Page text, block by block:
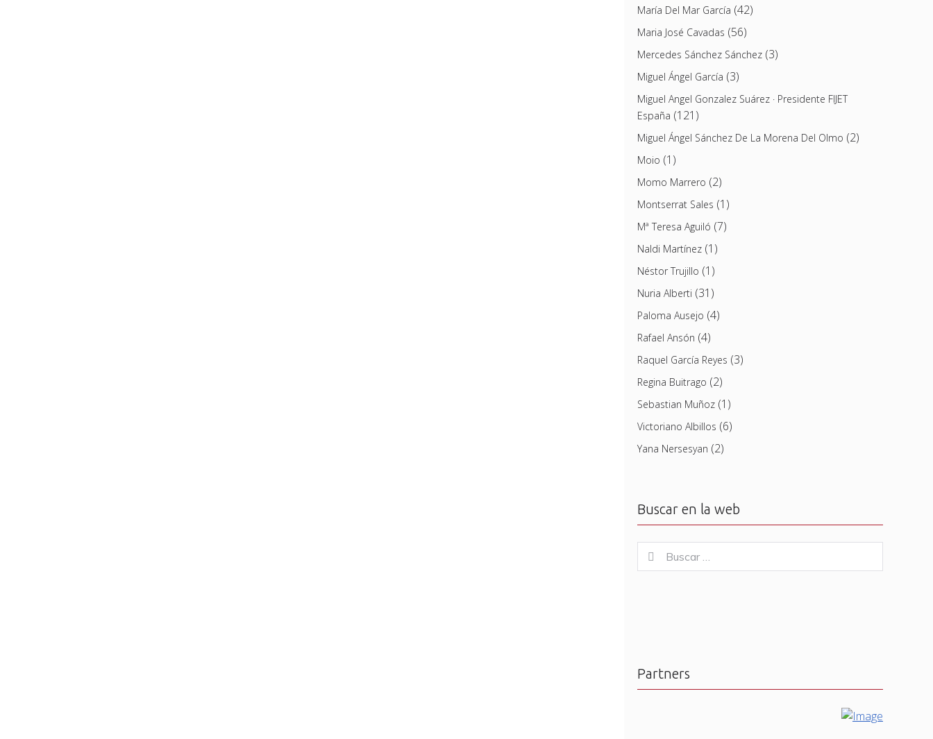
María Del Mar García (42)
Maria José Cavadas (56)
Mercedes Sánchez Sánchez(3)
Miguel Ángel García (3)
Miguel Angel Gonzalez Suárez · Presidente FIJET
España (121)
Miguel Ángel Sánchez De La Morena Del Olmo (2)
Moio (1)
Momo Marrero (2)
Montserrat Sales (1)
Mª Teresa Aguiló (7)
Naldi Martínez(1)
Néstor Trujillo (1)
Nuria Alberti (31)
Paloma Ausejo (4)
Rafael Ansón (4)
Raquel García Reyes (3)
Regina Buitrago (2)
Sebastian Muñoz(1)
Victoriano Albillos (6)
Yana Nersesyan (2)
Buscar en la web
for:
Buscar
Partners